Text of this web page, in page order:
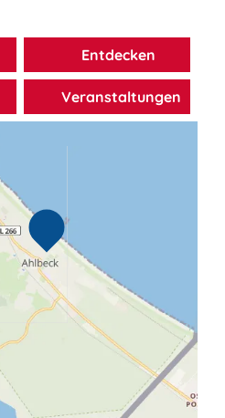
Entdecken
Veranstaltungen